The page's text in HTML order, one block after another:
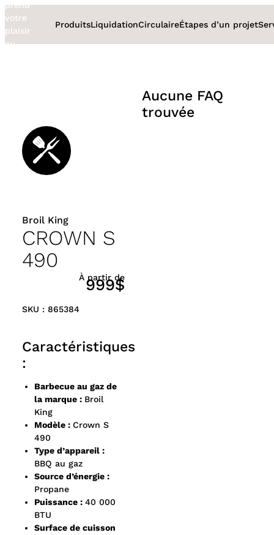
Aller
au
contenu
prend
votre
plaisir
au
ProduitsLiquidationCirculaireÉtapes d’un projet
Broil King
CROWN S
490
À partir de
999$
SKU : 865384
Caractéristiques
:
Barbecue au gaz de
la marque : Broil
King
Modèle :Crown S
490
Type d’appareil :
BBQ au gaz
Source d’énergie :
Propane
Puissance :40 000
BTU
Surface de cuisson
Aucune FAQ
trouvée